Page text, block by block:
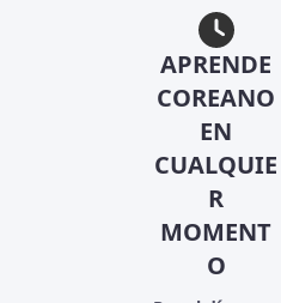
APRENDE
COREANO
EN
CUALQUIE
R
MOMENT
O